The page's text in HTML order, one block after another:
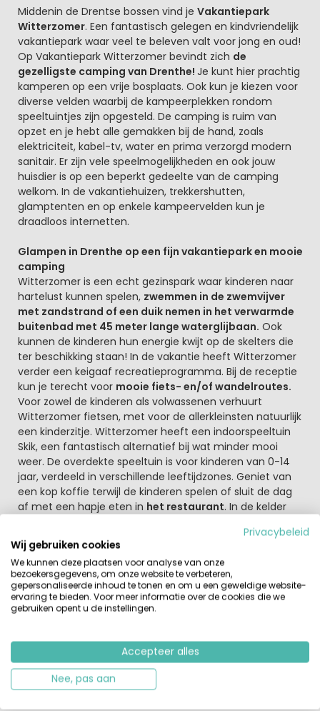
Beschrijving
Middenin de Drentse bossen vind je Vakantiepark
Witterzomer. Een fantastisch gelegen en kindvriendelijk
vakantiepark waar veel te beleven valt voor jong en oud!
Op Vakantiepark Witterzomer bevindt zich de
gezelligste camping van Drenthe! Je kunt hier prachtig
kamperen op een vrije bosplaats. Ook kun je kiezen voor
diverse velden waarbij de kampeerplekken rondom
speeltuintjes zijn opgesteld. De camping is ruim van
opzet en je hebt alle gemakken bij de hand, zoals
elektriciteit, kabel-tv, water en prima verzorgd modern
sanitair. Er zijn vele speelmogelijkheden en ook jouw
huisdier is op een beperkt gedeelte van de camping
welkom. In de vakantiehuizen, trekkershutten,
glamptenten en op enkele kampeervelden kun je
draadloos internetten.
Glampen in Drenthe op een fijn vakantiepark en mooie
camping
Witterzomer is een echt gezinspark waar kinderen naar
hartelust kunnen spelen, zwemmen in de zwemvijver
met zandstrand of een duik nemen in het verwarmde
buitenbad met 45 meter lange waterglijbaan. Ook
kunnen de kinderen hun energie kwijt op de skelters die
ter beschikking staan! In de vakantie heeft Witterzomer
verder een keigaaf recreatieprogramma. Bij de receptie
kun je terecht voor mooie fiets- en/of wandelroutes.
Voor zowel de kinderen als volwassenen verhuurt
Witterzomer fietsen, met voor de allerkleinsten natuurlijk
een kinderzitje. Witterzomer heeft een indoorspeeltuin
Skik, een fantastisch alternatief bij wat minder mooi
weer. De overdekte speeltuin is voor kinderen van 0-14
jaar, verdeeld in verschillende leeftijdzones. Geniet van
een kop koffie terwijl de kinderen spelen of sluit de dag
af met een hapje eten in het restaurant. In de kelder
voor jong en oud!
Witterzomer verhuurt diverse kampeerplaatsen ook met
privé sanitair, compleet ingerichte safaritenten,
vakantiehuizen, groepsaccommodaties en chalets
In Drenthe kun je behalve hunebedden en de
brinkdorpen bezoeken ook nog vele andere leuke
activiteiten ondernemen. Borger is wel het absolute
centrum van de hunebedden, want rondom Borger
Privacybeleid
Wij gebruiken cookies
We kunnen deze plaatsen voor analyse van onze
bezoekersgegevens, om onze website te verbeteren,
gepersonaliseerde inhoud te tonen en om u een geweldige website-
ervaring te bieden. Voor meer informatie over de cookies die we
gebruiken opent u de instellingen.
Accepteer alles
Nee, pas aan